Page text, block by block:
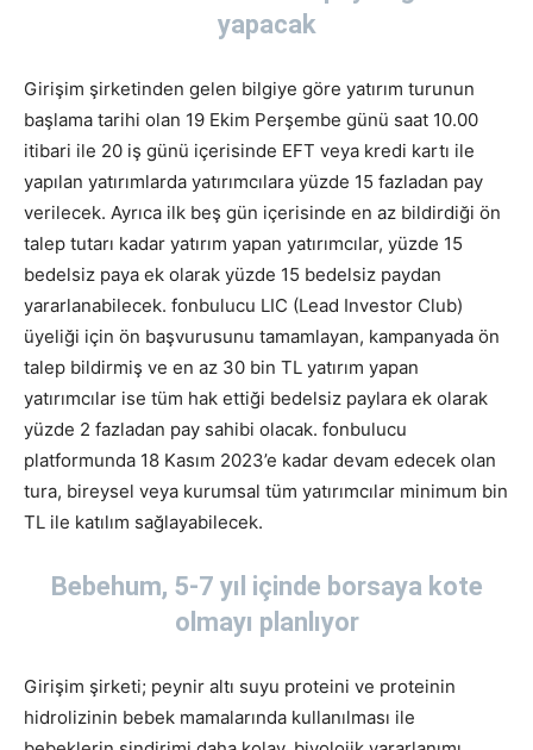
yapacak
Girişim şirketinden gelen bilgiye göre yatırım turunun
başlama tarihi olan 19 Ekim Perşembe günü saat 10.00
itibari ile 20 iş günü içerisinde EFT veya kredi kartı ile
yapılan yatırımlarda yatırımcılara yüzde 15 fazladan pay
verilecek. Ayrıca ilk beş gün içerisinde en az bildirdiği ön
talep tutarı kadar yatırım yapan yatırımcılar, yüzde 15
bedelsiz paya ek olarak yüzde 15 bedelsiz paydan
yararlanabilecek. fonbulucu LIC (Lead Investor Club)
üyeliği için ön başvurusunu tamamlayan, kampanyada ön
talep bildirmiş ve en az 30 bin TL yatırım yapan
yatırımcılar ise tüm hak ettiği bedelsiz paylara ek olarak
yüzde 2 fazladan pay sahibi olacak. fonbulucu
platformunda 18 Kasım 2023’e kadar devam edecek olan
tura, bireysel veya kurumsal tüm yatırımcılar minimum bin
TL ile katılım sağlayabilecek.
Bebehum, 5-7 yıl içinde borsaya kote
olmayı planlıyor
Girişim şirketi; peynir altı suyu proteini ve proteinin
hidrolizinin bebek mamalarında kullanılması ile